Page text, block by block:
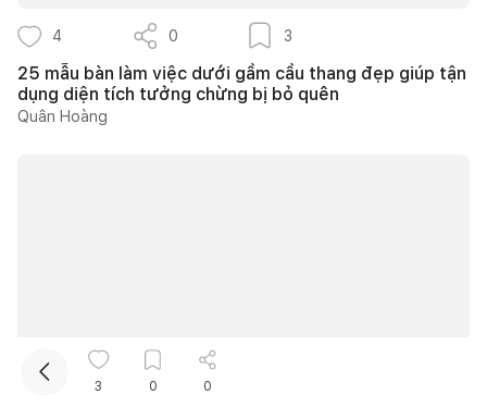
4 0 3
25 mẫu bàn làm việc dưới gầm cầu thang đẹp giúp tận
dụng diện tích tưởng chừng bị bỏ quên
Quân Hoàng
10.613
3 0 0